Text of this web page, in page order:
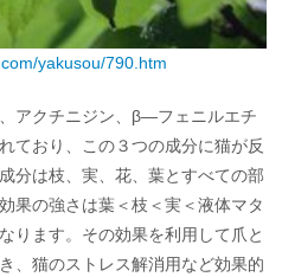
yakusou/790.htm
アクチニジン、β—フェニルエチ
ており、この３つの成分に猫が反
分は枝、実、花、葉とすべての部
果の強さは葉＜枝＜実＜液体マタ
ります。その効果を利用して爪と
、猫のストレス解消用など効果的